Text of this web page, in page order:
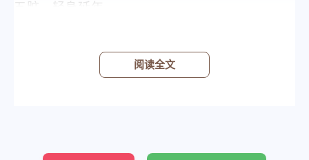
主心烦不得眠……虚汗，烦渴，补中，益肝气，
坚筋骨，助阴气。
阅读全文